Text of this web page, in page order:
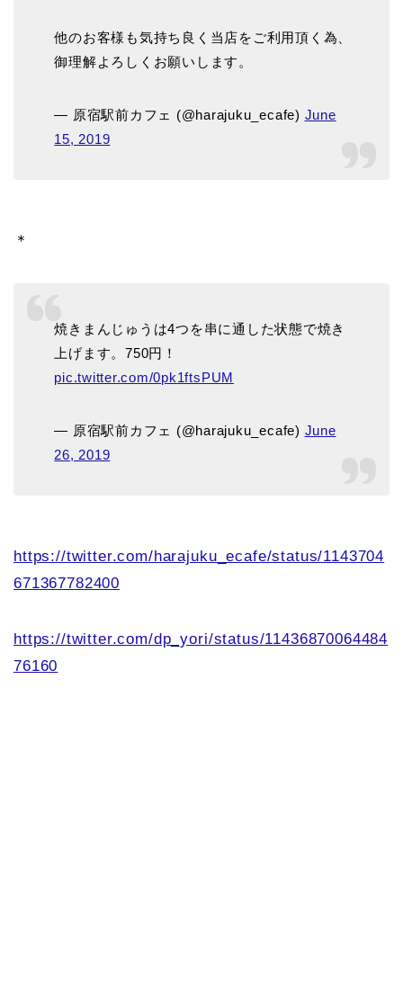
他のお客様も気持ち良く当店をご利用頂く為、
御理解よろしくお願いします。
— 原宿駅前カフェ (@harajuku_ecafe) June
15, 2019
＊
焼きまんじゅうは4つを串に通した状態で焼き
上げます。750円！
pic.twitter.com/0pk1ftsPUM
— 原宿駅前カフェ (@harajuku_ecafe) June
26, 2019
https://twitter.com/harajuku_ecafe/status/1143704
671367782400
https://twitter.com/dp_yori/status/11436870064484
76160